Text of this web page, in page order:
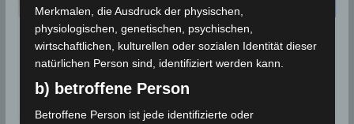
Die Geschichte der Tsunamis im
Mittelmeer
22. Juli 2017
Merkmalen, die Ausdruck der physischen,
physiologischen, genetischen, psychischen,
wirtschaftlichen, kulturellen oder sozialen Identität dieser
natürlichen Person sind, identifiziert werden kann.
b) betroffene Person
Betroffene Person ist jede identifizierte oder